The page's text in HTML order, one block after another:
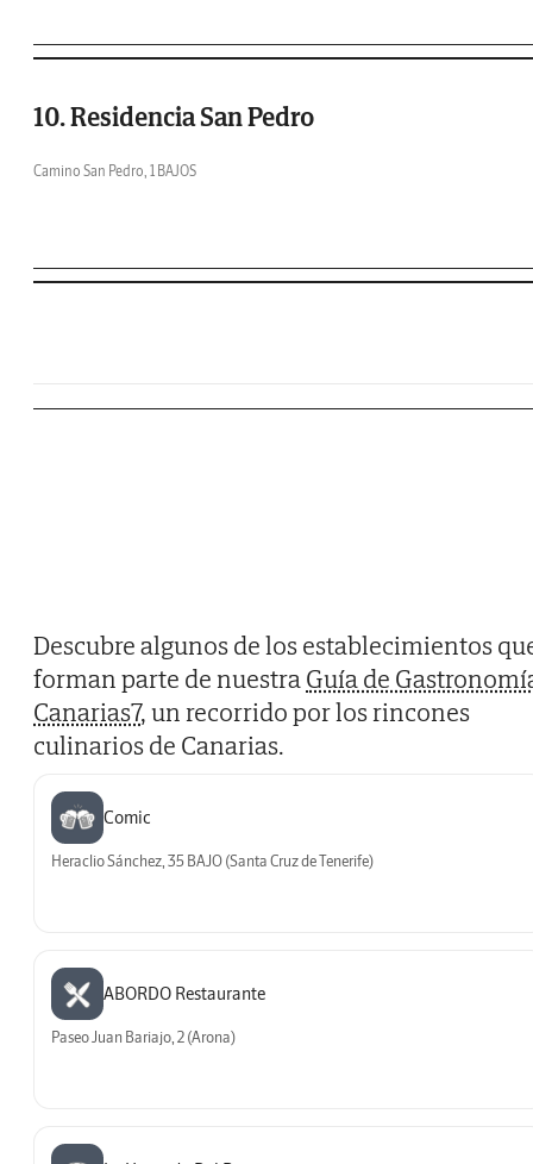
10. Residencia San Pedro
Camino San Pedro, 1 BAJOS
Descubre algunos de los establecimientos
forman parte de nuestraGuía de
Canarias7, un recorrido por los rincones
culinarios de Canarias.
Comic
Heraclio Sánchez, 35 BAJO (Santa Cruz de Tenerife)
ABORDO Restaurante
Paseo Juan Bariajo, 2 (Arona)